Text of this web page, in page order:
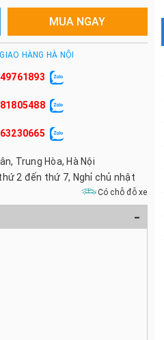
MUA NGAY
HÀNG HÀ NỘI
Trung Hòa, Hà Nội
2 đến thứ 7, Nghỉ chủ nhật
Có chỗ đỗ xe
-